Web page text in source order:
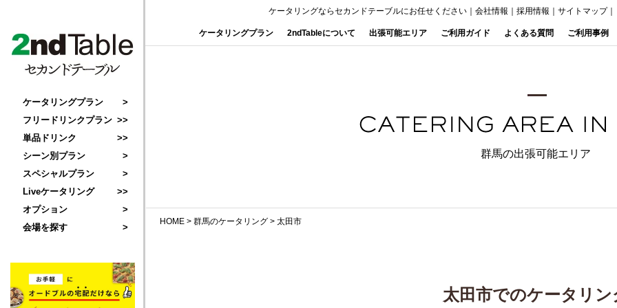
ケータリングならセカンドテーブルにお任せください 会社情報 採用情報 サイトマップ｜
ケータリングプラン 2ndTableについて 出張可能エリア ご利用ガイド よくある質問 ご利用事例
ケータリングプラン
フリードリンクプラン
単品ドリンク
シーン別プラン
スペシャルプラン
Liveケータリング
オプション
会場を探す
群馬の出張可能エリア
HOME > 群馬のケータリング > 太田市
太田市でのケータリン